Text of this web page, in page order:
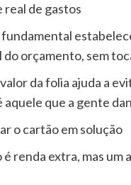
real de gastos
fundamental
orçamento, sem
da folia ajuda a
aquele que a gente
o cartão em solução
renda extra, mas